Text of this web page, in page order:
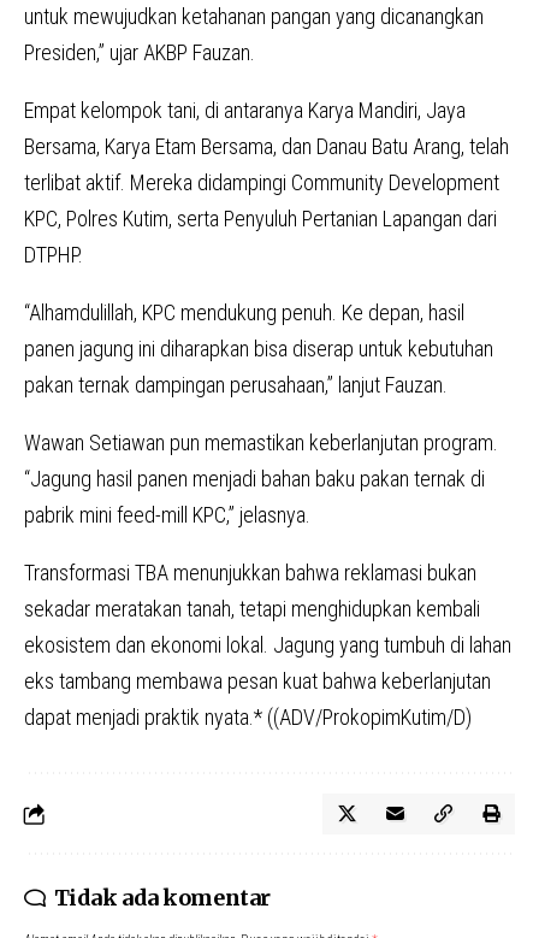
untuk mewujudkan ketahanan pangan yang dicanangkan
Presiden,” ujar AKBP Fauzan.
Empat kelompok tani, di antaranya Karya Mandiri, Jaya
Bersama, Karya Etam Bersama, dan Danau Batu Arang, telah
terlibat aktif. Mereka didampingi Community Development
KPC, Polres Kutim, serta Penyuluh Pertanian Lapangan dari
DTPHP.
“Alhamdulillah, KPC mendukung penuh. Ke depan, hasil
panen jagung ini diharapkan bisa diserap untuk kebutuhan
pakan ternak dampingan perusahaan,” lanjut Fauzan.
Wawan Setiawan pun memastikan keberlanjutan program.
“Jagung hasil panen menjadi bahan baku pakan ternak di
pabrik mini feed-mill KPC,” jelasnya.
Transformasi TBA menunjukkan bahwa reklamasi bukan
sekadar meratakan tanah, tetapi menghidupkan kembali
ekosistem dan ekonomi lokal. Jagung yang tumbuh di lahan
eks tambang membawa pesan kuat bahwa keberlanjutan
dapat menjadi praktik nyata.* ((ADV/ProkopimKutim/D)
Tidak ada komentar